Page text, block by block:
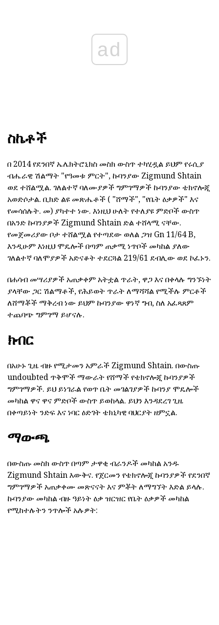
ad
ስኬቶች
በ 2014 የደንበኛ ኤሌክትሮኒክስ መስክ ውስጥ ተካሂዷል ይህም የሩሲያ
ብሔራዊ ሽልማት "የዓመቱ ምርት", ኩባንያው Zigmund Shtain
ወደ ተሸልሟል. ገለልተኛ ባለሙያዎች ግምገማዎች ኩባንያው ቴክኖሎጂ
አወድሶታል. ቢክድ ልዩ መጽሔቶች ( "ሸማች", "የቤት ዕቃዎች" እና
የመሳሰሉት. መ) ያካተተ ነው. እነዚህ ሁለት የተለያዩ ምድቦች ውስጥ
በአንድ ኩባንያዎች Zigmund Shtain ድል ተሸላሚ ናቸው.
የመጀመሪያው ቦታ ተሸልሟል የተጣደው ወለል ጋዝ Gn 11/64 B,
እንዲሁም እነዚህ ሞዴሎች በጣም ጠቃሚ ነጥቦች መካከል ያለው
ገለልተኛ ባለሞያዎች አድናቆት ተደርጓል 219/61 ደብሊው ወደ ኮፈኑን.
በሐሳብ መሣሪያዎች አጠቃቀም አትቷል ጥራት, ዋጋ እና በቀላሉ ግንኙነት
ያላቸው ጋር ሽልማቶች, የሕይወት ጥራት ለማሻሻል የሚችሉ ምርቶች
ለሸማቾች ማቅረብ ነው ይህም ኩባንያው ዋነኛ ግብ, ስለ አፈጻጸም
ተጨባጭ ግምገማ ይሆናሉ.
ክብር
በአሁኑ ጊዜ ብዙ የሚታመን አምራች Zigmund Shtain. በውስጡ
undoubted ጥቅሞች ማውራት የሸማች የቴክኖሎጂ ኩባንያዎች
ግምገማዎች. ይህ ይነገራል የወጥ ቤት መገልገያዎች ኩባንያ ሞዴሎች
መካከል ዋና ዋና ምድቦች ውስጥ ይወከላል. ይህን እንዳደረገ ጊዜ
በቀጣይነት ንድፍ እና ነባር ዕድገት ቴክኒካዊ ባህርያት ዘምኗል.
ማውጫ
በውስጡ መስክ ውስጥ በጣም ታዋቂ ብራንዶች መካከል አንዱ
Zigmund Shtain እውቅና. የጀርመን የቴክኖሎጂ ኩባንያዎች የደንበኛ
ግምገማዎች አጠቃቀሙ መጽናናት እና ምቾት ለማግኘት እድል ይላሉ.
ኩባንያው መካከል ብዙ ዓይነት ዕቃ ዝርዝር የቤት ዕቃዎች መካከል
የሚከተሉትን ንጥሎች አሉዎት: